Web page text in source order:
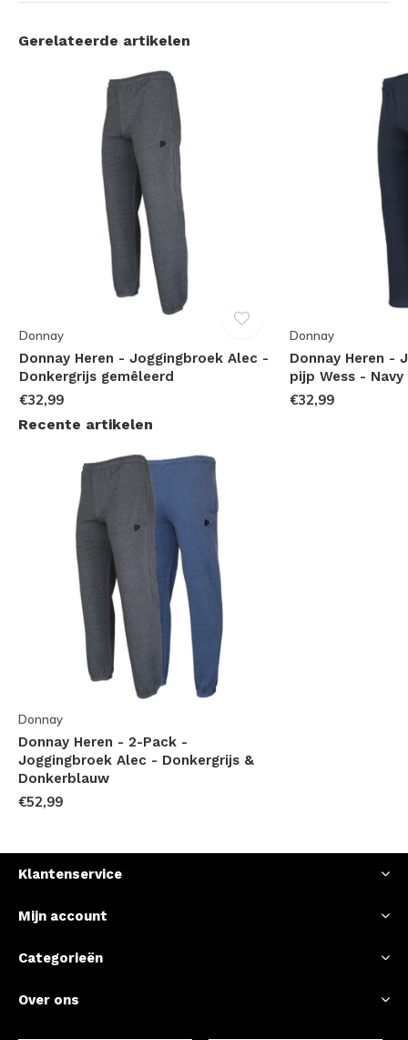
Gerelateerde artikelen
Donnay
Donnay Heren - Joggingbroek Alec -
Donkergrijs gemêleerd
€32,99
Donnay
Donnay Heren -
pijp Wess - Navy
€32,99
Recente artikelen
Donnay
Donnay Heren - 2-Pack -
Joggingbroek Alec - Donkergrijs &
Donkerblauw
€52,99
Klantenservice
Mijn account
Categorieën
Over ons